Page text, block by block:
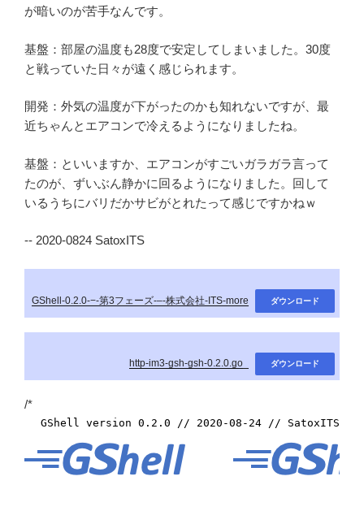
が暗いのが苦手なんです。
基盤：部屋の温度も28度で安定してしまいました。30度
と戦っていた日々が遠く感じられます。
開発：外気の温度が下がったのかも知れないですが、最
近ちゃんとエアコンで冷えるようになりましたね。
基盤：といいますか、エアコンがすごいガラガラ言って
たのが、ずいぶん静かに回るようになりました。回して
いるうちにバリだかサビがとれたって感じですかねｗ
-- 2020-0824 SatoxITS
GShell-0.2.0-−-第3フェーズ-–-株式会社-ITS-more ダウンロード
http-im3-gsh-gsh-0.2.0.go_ ダウンロード
/*
GShell version 0.2.0 // 2020-08-24 // SatoxITS